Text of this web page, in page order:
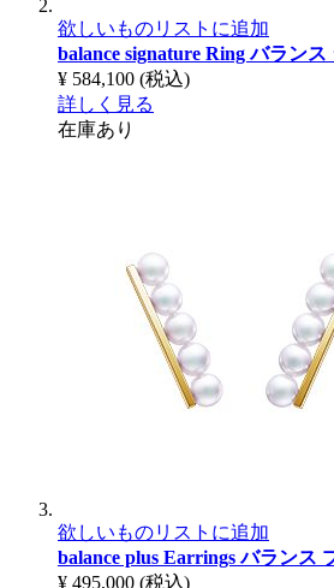
欲しいものリストに追加
balance signature Ringバランス
¥ 584,100 (税込)
詳しく見る
在庫あり
欲しいものリストに追加
balance plus Earringsバランス
¥ 495,000 (税込)